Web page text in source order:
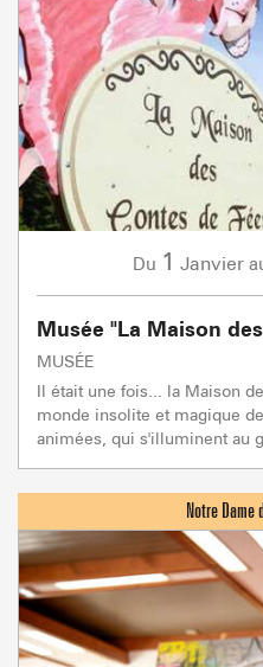
Du 1 Janvier
Musée "La Maison
MUSÉE
Il était une fois... la Maison
monde insolite et magique
animées, qui s'illuminent au